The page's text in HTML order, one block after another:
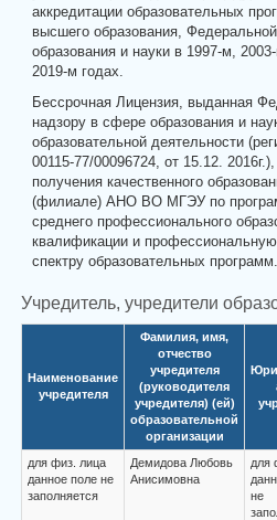
аккредитации образовательных
высшего образования,
образования и науки в 1997-м,
2019-м годах.
Бессрочная Лицензия, выданная
надзору в сфере образования и
образовательной деятельности
00115-77/00096724, от 15.12.
получения качественного
(филиале) АНО ВО МГЭУ по
среднего профессионального
квалификации и
спектру образовательных программ.
Учредитель, учредители
Наименование
учредителя
Фамилия, имя,
отчество
учредителя
(руководителя
учредителя) (ей)
образовательной
организации
для физ. лица
данное поле не
заполняется
Демидова Любовь
Анисимовна
для
не